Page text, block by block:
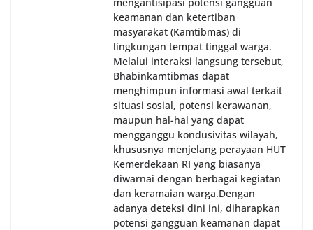
mengantisipasi potensi gangguan
keamanan dan ketertiban
masyarakat (Kamtibmas) di
lingkungan tempat tinggal warga.
Melalui interaksi langsung tersebut,
Bhabinkamtibmas dapat
menghimpun informasi awal terkait
situasi sosial, potensi kerawanan,
maupun hal-hal yang dapat
mengganggu kondusivitas wilayah,
khususnya menjelang perayaan HUT
Kemerdekaan RI yang biasanya
diwarnai dengan berbagai kegiatan
dan keramaian warga.‎‎Dengan
adanya deteksi dini ini, diharapkan
potensi gangguan keamanan dapat